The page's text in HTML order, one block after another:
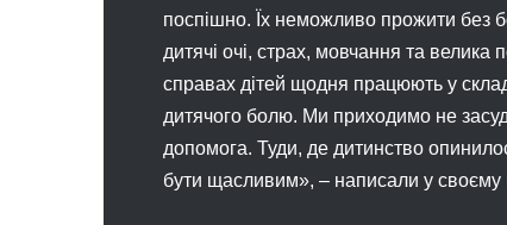
поспішно. Їх неможливо прожити
дитячі очі, страх, мовчання та велика
справах дітей щодня працюють у
дитячого болю. Ми приходимо не
допомога. Туди, де дитинство
бути щасливим», – написали у своєму